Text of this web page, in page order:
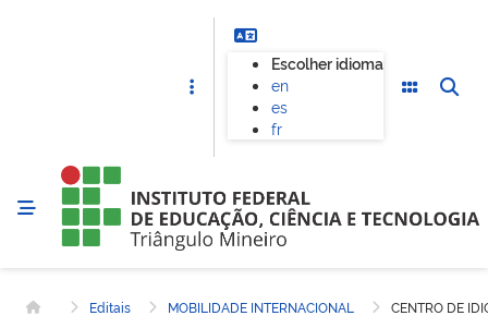
Escolher idioma
en
es
fr
Página inicial
Editais MOBILIDADE INTERNACIONAL CENTRO DE